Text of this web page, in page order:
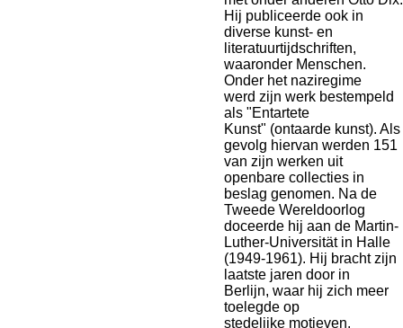
Hij publiceerde ook in
diverse kunst- en
literatuurtijdschriften,
waaronder Menschen.
Onder het naziregime
werd zijn werk bestempeld
als "Entartete
Kunst" (ontaarde kunst). Als
gevolg hiervan werden 151
van zijn werken uit
openbare collecties in
beslag genomen. Na de
Tweede Wereldoorlog
doceerde hij aan de Martin-
Luther-Universität in Halle
(1949-1961). Hij bracht zijn
laatste jaren door in
Berlijn, waar hij zich meer
toelegde op
stedelijke motieven.